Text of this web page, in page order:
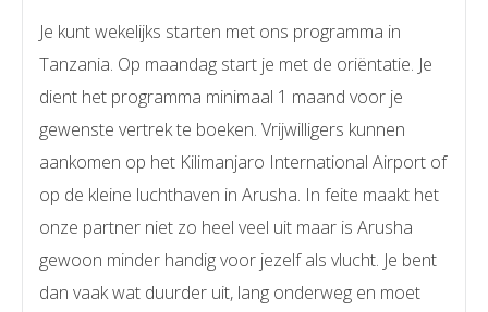
Je kunt wekelijks starten met ons programma in
Tanzania. Op maandag start je met de oriëntatie. Je
dient het programma minimaal 1 maand voor je
gewenste vertrek te boeken. Vrijwilligers kunnen
aankomen op het Kilimanjaro International Airport of
op de kleine luchthaven in Arusha. In feite maakt het
onze partner niet zo heel veel uit maar is Arusha
gewoon minder handig voor jezelf als vlucht. Je bent
dan vaak wat duurder uit, lang onderweg en moet